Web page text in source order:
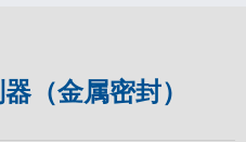
（金属密封）